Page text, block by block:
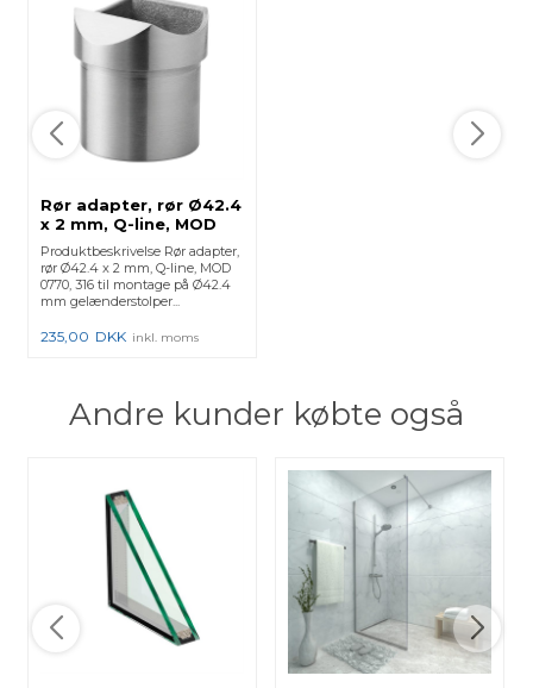
Rør adapter, rør Ø42.4
x 2 mm, Q-line, MOD
0770, 316 -
(14077004212)
140770-042-12 - 2 Stk.
Produktbeskrivelse Rør adapter,
rør Ø42.4 x 2 mm, Q-line, MOD
0770, 316 til montage på Ø42.4
mm gelænderstolper...
235,00 DKK inkl. moms
Andre kunder købte også